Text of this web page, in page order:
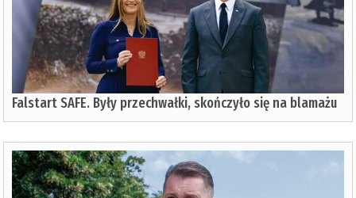
Falstart SAFE. Były przechwałki, skończyło się na blamażu